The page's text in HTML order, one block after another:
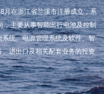
月在浙江省兰溪市注册成立，系
主要从事智能出行电池及控制
统、电源管理系统及软件、智
进出口及相关配套业务的投资